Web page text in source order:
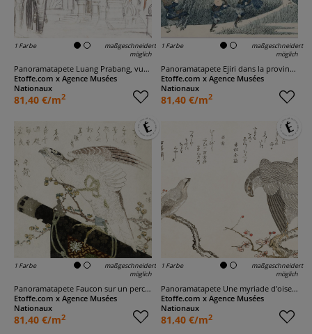
1 Farbe
maßgeschneidert
möglich
Panoramatapete Luang Prabang, vue d'un monastère
Etoffe.com x Agence Musées
Nationaux
81,40 €/m2
1 Farbe
maßgeschneidert
möglich
Panoramatapete Ejiri dans la province de Suruga
Etoffe.com x Agence Musées
Nationaux
81,40 €/m2
1 Farbe
maßgeschneidert
möglich
Panoramatapete Faucon sur un perchoir
Etoffe.com x Agence Musées
Nationaux
81,40 €/m2
1 Farbe
maßgeschneidert
möglich
Panoramatapete Une myriade d'oiseaux
Etoffe.com x Agence Musées
Nationaux
81,40 €/m2